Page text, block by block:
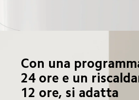
Con una
24 ore e un
12 ore, si adatta